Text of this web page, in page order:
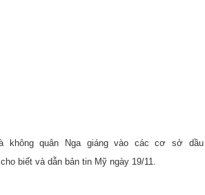
không quân Nga giáng vào các cơ sở
biết và dẫn bản tin Mỹ ngày 19/11.